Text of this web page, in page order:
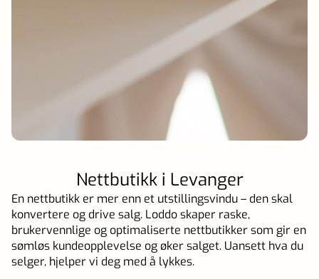
Nettbutikk i Levanger
En nettbutikk er mer enn et utstillingsvindu – den skal
konvertere og drive salg. Loddo skaper raske,
brukervennlige og optimaliserte nettbutikker som gir en
sømløs kundeopplevelse og øker salget. Uansett hva du
selger, hjelper vi deg med å lykkes.